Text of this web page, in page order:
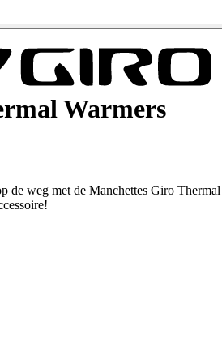
Warmers
de weg met de Manchettes Giro Thermal